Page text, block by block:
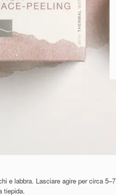
e labbra. Lasciare agire per circa 5–7
tiepida.